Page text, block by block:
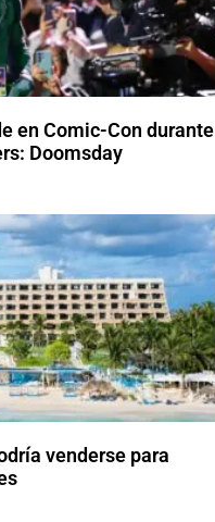
en Comic-Con durante
Doomsday
venderse para